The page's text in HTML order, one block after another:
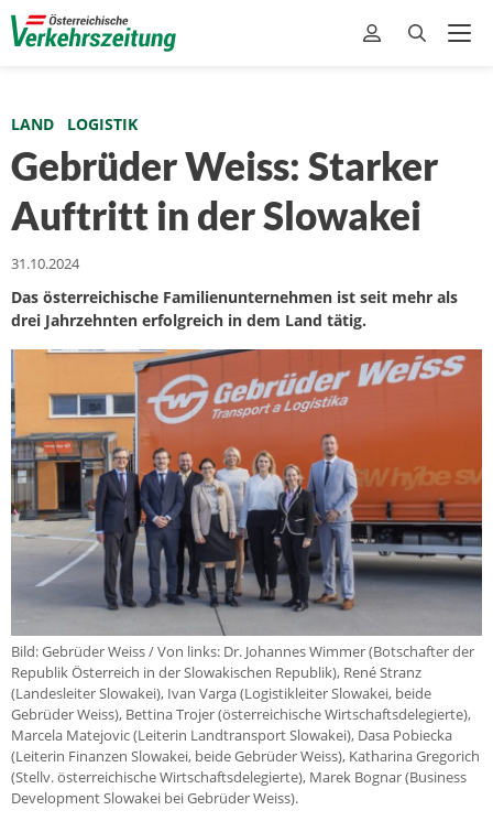
LAND LOGISTIK
Gebrüder Weiss: Starker
Auftritt in der Slowakei
31.10.2024
Das österreichische Familienunternehmen ist seit mehr als
drei Jahrzehnten erfolgreich in dem Land tätig.
Bild: Gebrüder Weiss / Von links: Dr. Johannes Wimmer (Botschafter der
Republik Österreich in der Slowakischen Republik), René Stranz
(Landesleiter Slowakei), Ivan Varga (Logistikleiter Slowakei, beide
Gebrüder Weiss), Bettina Trojer (österreichische Wirtschaftsdelegierte),
Marcela Matejovic (Leiterin Landtransport Slowakei), Dasa Pobiecka
(Leiterin Finanzen Slowakei, beide Gebrüder Weiss), Katharina Gregorich
(Stellv. österreichische Wirtschaftsdelegierte), Marek Bognar (Business
Development Slowakei bei Gebrüder Weiss).